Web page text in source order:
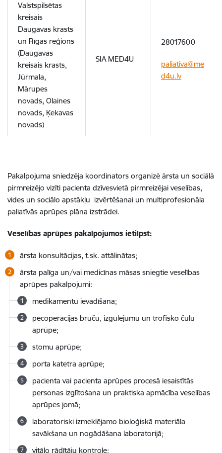
Valstspilsētas
kreisais
Daugavas krasts
un Rīgas reģions
(Daugavas
kreisais krasts,
Jūrmala,
Mārupes
novads, Olaines
novads, Ķekavas
novads)
SIA MED4U
28017600
paliativa@me
d4u.lv
Pakalpojuma sniedzēja koordinators organizē ārsta un sociālā
pirmreizējo vizīti pacienta dzīvesvietā pirmreizējai veselības,
vides un sociālo apstākļu izvērtēšanai un multiprofesionāla
paliatīvās aprūpes plāna izstrādei.
Veselības aprūpes pakalpojumos ietilpst:
ārsta konsultācijas, t.sk. attālinātas;
ārsta palīga un/vai medicīnas māsas sniegtie veselības
aprūpes pakalpojumi:
medikamentu ievadīšana;
pēcoperācijas brūču, izgulējumu un trofisko čūlu
aprūpe;
stomu aprūpe;
porta katetra aprūpe;
pacienta vai pacienta aprūpes procesā iesaistītās
personas izglītošana un praktiska apmācība veselības
aprūpes jomā;
laboratoriski izmeklējamo bioloģiskā materiāla
savākšana un nogādāšana laboratorijā;
vitālo rādītāju kontrole;